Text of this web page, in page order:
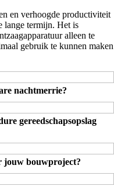
en verhoogde productiviteit
lange termijn. Het is
alleen te
gebruik te kunnen maken
nachtmerrie?
gereedschapsopslag
jouw bouwproject?